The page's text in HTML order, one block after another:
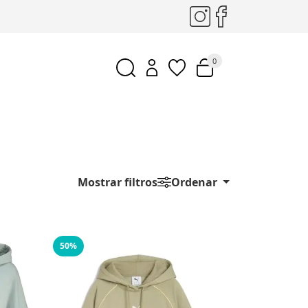
0
Mostrar filtros Ordenar
50%